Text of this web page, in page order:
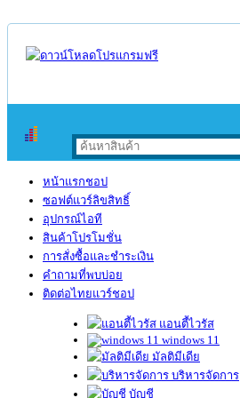
หน้าแรกชอป
ซอฟต์แวร์ลิขสิทธิ์
อุปกรณ์ไอที
สินค้าโปรโมชั่น
การสั่งซื้อและชำระเงิน
คำถามที่พบบ่อย
ติดต่อไทยแวร์ชอป
แอนตี้ไวรัส
windows 11
มัลติมีเดีย
บริหารจัดการ
บัญชี